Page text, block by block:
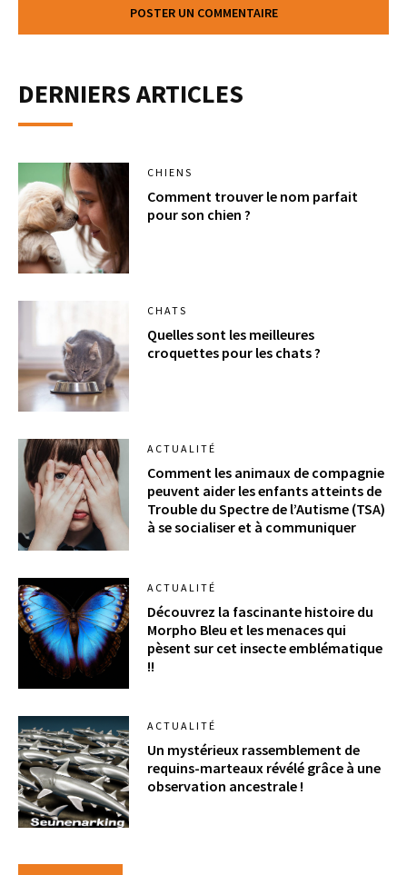
DERNIERS ARTICLES
CHIENS
Comment trouver le nom parfait
pour son chien ?
CHATS
Quelles sont les meilleures
croquettes pour les chats ?
ACTUALITÉ
Comment les animaux de compagnie
peuvent aider les enfants atteints de
Trouble du Spectre de l’Autisme (TSA)
à se socialiser et à communiquer
ACTUALITÉ
Découvrez la fascinante histoire du
Morpho Bleu et les menaces qui
pèsent sur cet insecte emblématique
!!
ACTUALITÉ
Un mystérieux rassemblement de
requins-marteaux révélé grâce à une
observation ancestrale !